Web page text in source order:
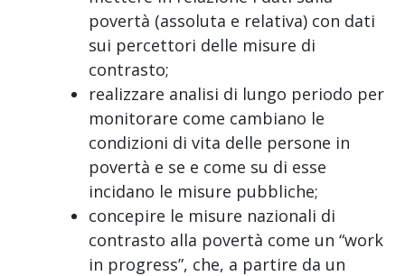
povertà (assoluta e relativa) con dati
sui percettori delle misure di
contrasto;
realizzare analisi di lungo periodo per
monitorare come cambiano le
condizioni di vita delle persone in
povertà e se e come su di esse
incidano le misure pubbliche;
concepire le misure nazionali di
contrasto alla povertà come un “work
in progress”, che, a partire da un